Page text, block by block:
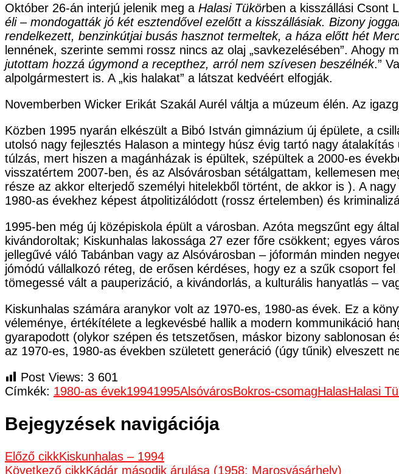
Október 26-án interjú jelenik meg a Halasi Tükörben a kisszállási Csont
éli – mondogatták jó két esztendővel ezelőtt a kisszállásiak. Bizony
rendelkezett, benzinkútjai busás hasznot termeltek, a háza előtt hét
lennének, szerinte semmi rossz nincs az olaj „savkezelésében”. Ahogy
jutottam hozzá úgymond a recepthez, arról nem szívesen beszélnék.”
alpolgármestert is. A „kis halakat” a látszat kedvéért elfogják.
Novemberben Wicker Erikát Szakál Aurél váltja a múzeum élén. Az
Közben 1995 nyarán elkészült a Bibó István gimnázium új épülete, a
utolsó nagy fejlesztés Halason a mintegy húsz évig tartó nagy
túlzás, mert hiszen a magánházak is épültek, szépültek a 2000-es
visszatértem 2007-ben, és az Alsóvárosban sétálgattam, kellemesen
része az akkor elterjedő személyi hitelekből történt, de akkor is ). A
1980-as évekhez képest átpolitizálódott (rossz értelemben) és
1995-ben még új középiskola épült a városban. Azóta megszűnt egy
kivándoroltak; Kiskunhalas lakossága 27 ezer főre csökkent; egyes
jellegűvé váló Tabánban vagy az Alsóvárosban – jóformán minden
jómódú vállalkozó réteg, de erősen kérdéses, hogy ez a szűk csoport
tömegessé vált a pauperizáció, a kivándorlás, a kulturális hanyatlás –
Kiskunhalas számára aranykor volt az 1970-es, 1980-as évek. Ez a
véleménye, értékítélete a legkevésbé hallik a modern kommunikáció
gyarapodott (olykor szépen és tetszetősen, máskor bizony sablonosan
az 1970-es, 1980-as években született generáció (úgy tűnik) elveszett
Post Views: 3 601
Címkék: 1980-as évek19941995AlsóvárosBokros-csomagHalasHalasi
Bejegyzések navigációja
Előző cikkKiskunhalas – 1994
Következő cikkKádár második árulása (1958: Marosvásárhely)